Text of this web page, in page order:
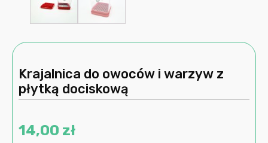
Krajalnica do owoców i warzyw z
płytką dociskową
14,00 zł